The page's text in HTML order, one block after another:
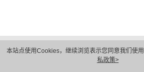
本站点使用Cookies，继续浏览表示您同意我们使
私政策>
隐私保护
法律声明